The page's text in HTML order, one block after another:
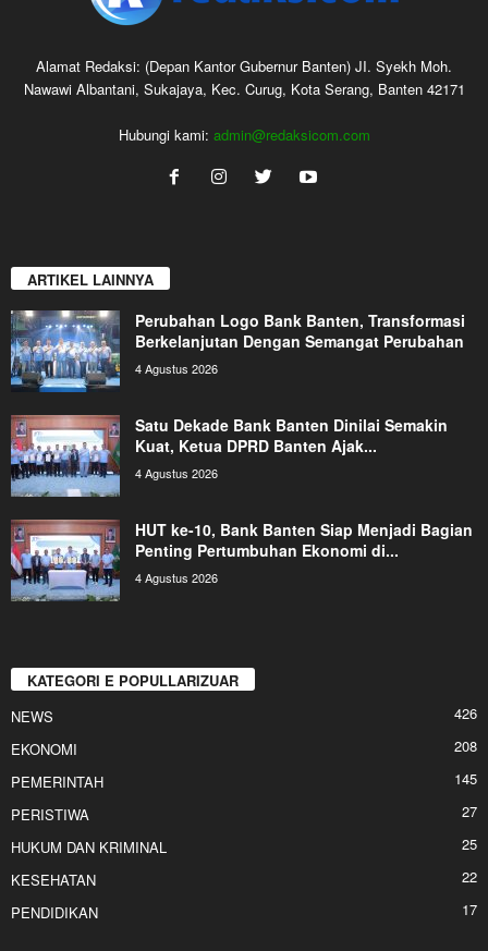
Alamat Redaksi: (Depan Kantor Gubernur Banten) JI. Syekh Moh.
Nawawi Albantani, Sukajaya, Kec. Curug, Kota Serang, Banten 42171
Hubungi kami: admin@redaksicom.com
ARTIKEL LAINNYA
Perubahan Logo Bank Banten, Transformasi
Berkelanjutan Dengan Semangat Perubahan
4 Agustus 2026
Satu Dekade Bank Banten Dinilai Semakin
Kuat, Ketua DPRD Banten Ajak...
4 Agustus 2026
HUT ke-10, Bank Banten Siap Menjadi Bagian
Penting Pertumbuhan Ekonomi di...
4 Agustus 2026
KATEGORI E POPULLARIZUAR
NEWS
426
EKONOMI
208
PEMERINTAH
145
PERISTIWA
27
HUKUM DAN KRIMINAL
25
KESEHATAN
22
PENDIDIKAN
17